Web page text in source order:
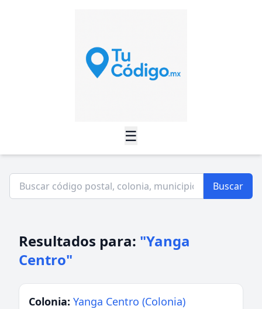
☰
Buscar
Resultados para: "Yanga
Centro"
Colonia: Yanga Centro (Colonia)